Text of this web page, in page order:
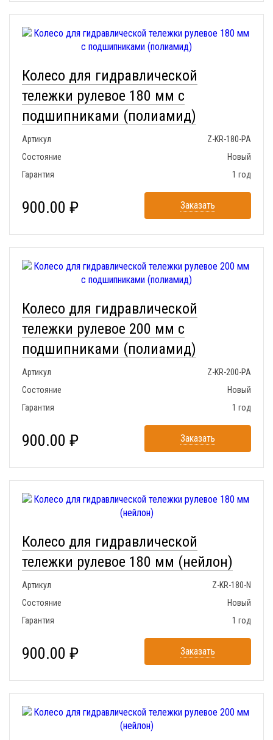
Колесо для гидравлической
тележки рулевое 180 мм с
подшипниками (полиамид)
Артикул
Z-KR-180-PA
Состояние
Новый
Гарантия
1 год
900.00 ₽ Заказать
Колесо для гидравлической
тележки рулевое 200 мм с
подшипниками (полиамид)
Артикул
Z-KR-200-PA
Состояние
Новый
Гарантия
1 год
900.00 ₽ Заказать
Колесо для гидравлической
тележки рулевое 180 мм (нейлон)
Артикул
Z-KR-180-N
Состояние
Новый
Гарантия
1 год
900.00 ₽ Заказать